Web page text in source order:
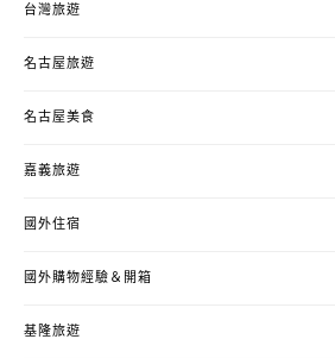
台灣旅遊
名古屋旅遊
名古屋美食
嘉義旅遊
國外住宿
國外購物經驗＆開箱
基隆旅遊